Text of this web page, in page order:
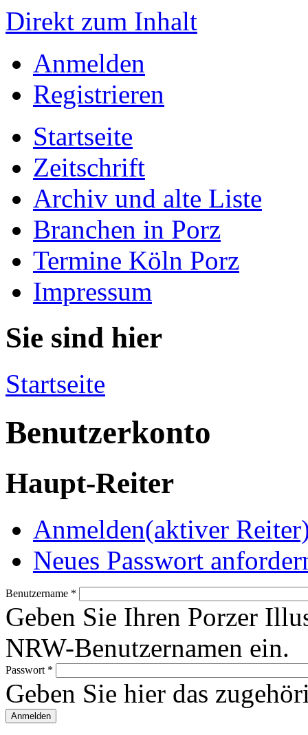
Direkt zum Inhalt
Anmelden
Registrieren
Startseite
Zeitschrift
Archiv und alte Liste
Branchen in Porz
Termine Köln Porz
Impressum
Sie sind hier
Startseite
Benutzerkonto
Haupt-Reiter
Anmelden(aktiver
Neues Passwort
Benutzername *
Geben Sie Ihren Porzer
NRW-Benutzernamen ein.
Passwort *
Geben Sie hier das